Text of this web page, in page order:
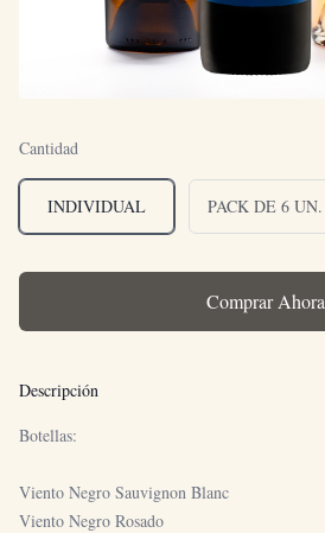
Cantidad
INDIVIDUAL PACK DE 6 UN.
Comprar Ahora
Descripción
Botellas:
Viento Negro Sauvignon Blanc
Viento Negro Rosado